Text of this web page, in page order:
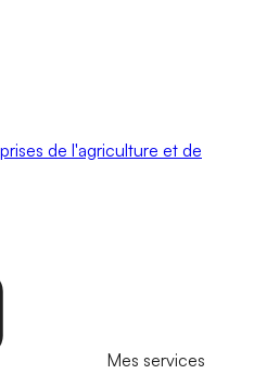
de l'agriculture et de
Mes services